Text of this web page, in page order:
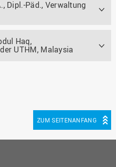
Dipl.-Päd., Verwaltung
Haq,
UTHM, Malaysia
ZUM SEITENANFANG